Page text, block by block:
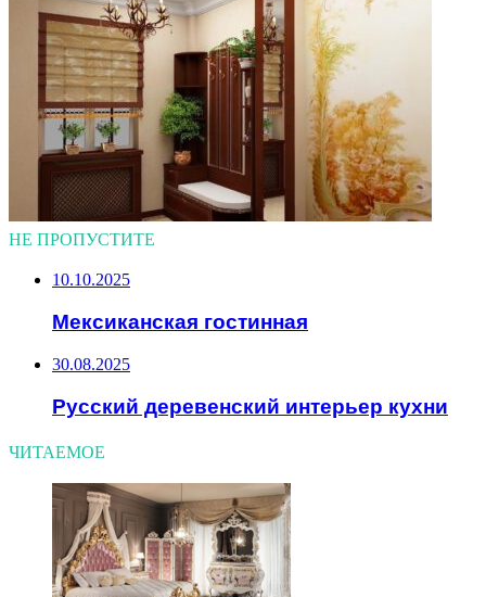
НЕ ПРОПУСТИТЕ
10.10.2025
Мексиканская гостинная
30.08.2025
Русский деревенский интерьер кухни
ЧИТАЕМОЕ